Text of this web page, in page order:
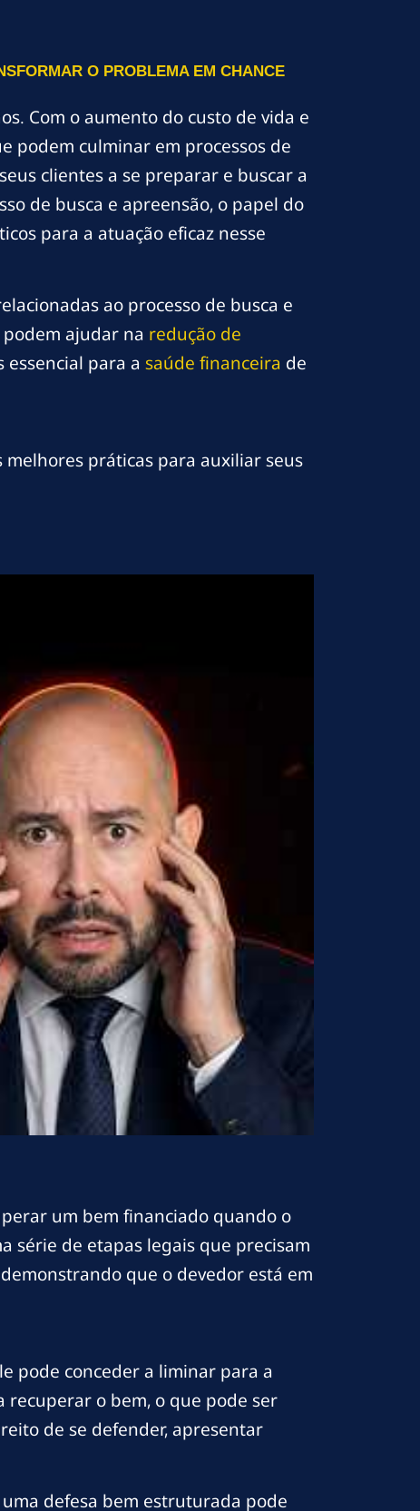
O PROBLEMA EM CHANCE
Com o aumento do custo de vida e
podem culminar em processos de
clientes a se preparar e buscar a
de busca e apreensão, o papel do
para a atuação eficaz nesse
ao processo de busca e
ajudar na redução de
essencial para a saúde financeira de
práticas para auxiliar seus
um bem financiado quando o
série de etapas legais que precisam
que o devedor está em
pode conceder a liminar para a
o bem, o que pode ser
de se defender, apresentar
defesa bem estruturada pode